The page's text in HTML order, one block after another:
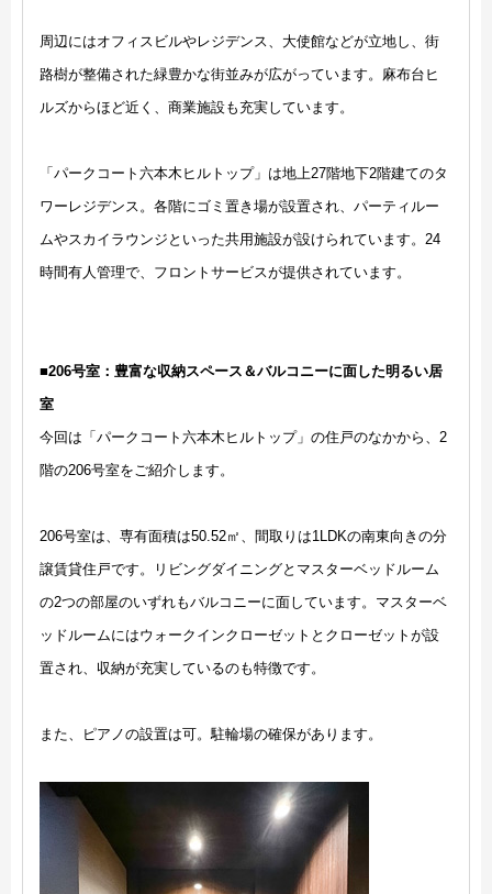
周辺にはオフィスビルやレジデンス、大使館などが立地し、街
路樹が整備された緑豊かな街並みが広がっています。麻布台ヒ
ルズからほど近く、商業施設も充実しています。
「パークコート六本木ヒルトップ」は地上27階地下2階建てのタ
ワーレジデンス。各階にゴミ置き場が設置され、パーティルー
ムやスカイラウンジといった共用施設が設けられています。24
時間有人管理で、フロントサービスが提供されています。
■206号室：豊富な収納スペース＆バルコニーに面した明るい居
室
今回は「パークコート六本木ヒルトップ」の住戸のなかから、2
階の206号室をご紹介します。
206号室は、専有面積は50.52㎡、間取りは1LDKの南東向きの分
譲賃貸住戸です。リビングダイニングとマスターベッドルーム
の2つの部屋のいずれもバルコニーに面しています。マスターベ
ッドルームにはウォークインクローゼットとクローゼットが設
置され、収納が充実しているのも特徴です。
また、ピアノの設置は可。駐輪場の確保があります。